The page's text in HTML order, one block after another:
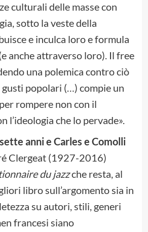
culturali delle masse con
sotto la veste della
e inculca loro e formula
anche attraverso loro). Il free
una polemica contro ciò
gusti popolari (…) compie un
rompere non con il
l’ideologia che lo pervade».
anni e Carles e Comolli
Clergeat (1927-2016)
du jazzche resta, al
libro sull’argomento sia in
su autori, stili, generi
francesi siano